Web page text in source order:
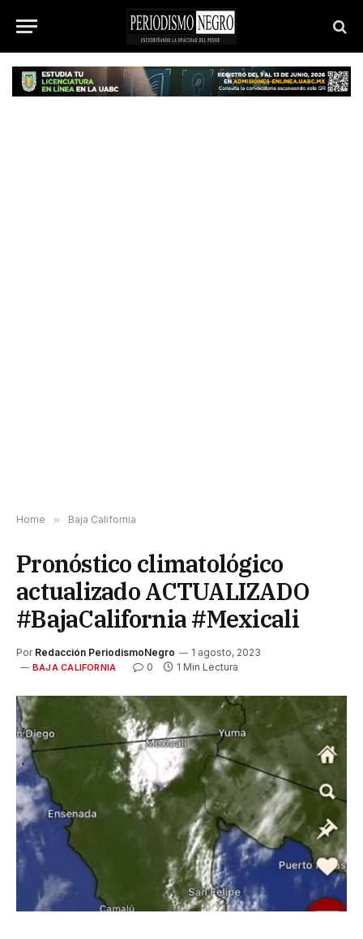
Home » Baja California
Pronóstico climatológico
actualizado ACTUALIZADO
#BajaCalifornia #Mexicali
Por Redacción PeriodismoNegro 1 agosto, 2023
BAJA CALIFORNIA 0 1 Min Lectura